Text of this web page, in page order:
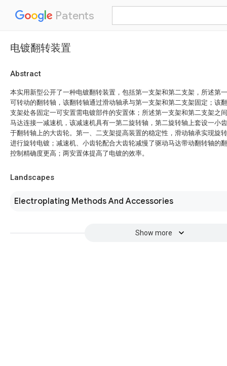
Patents
电镀翻转装置
Abstract
本实用新型公开了一种电镀翻转装置，包括第一支架和第二支架，所述第
可转动的翻转轴，该翻转轴通过滑动轴承与第一支架和第二支架固定；该
支架处各固定一可安置需电镀部件的安置体；所述第一支架和第二支架之
马达连接一减速机，该减速机具有一第二旋转轴，第二旋转轴上套设一小
于翻转轴上的大齿轮。第一、二支架提高装置的稳定性，滑动轴承实现旋
进行旋转电镀；减速机、小齿轮配合大齿轮减慢了驱动马达带动翻转轴的
控制精确度更高；两安置体提高了电镀的效率。
Landscapes
Electroplating Methods And Accessories
Show more